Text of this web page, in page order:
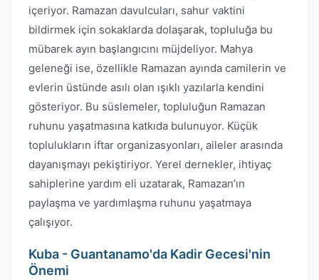
içeriyor. Ramazan davulcuları, sahur vaktini
bildirmek için sokaklarda dolaşarak, topluluğa bu
mübarek ayın başlangıcını müjdeliyor. Mahya
geleneği ise, özellikle Ramazan ayında camilerin ve
evlerin üstünde asılı olan ışıklı yazılarla kendini
gösteriyor. Bu süslemeler, topluluğun Ramazan
ruhunu yaşatmasına katkıda bulunuyor. Küçük
toplulukların iftar organizasyonları, aileler arasında
dayanışmayı pekiştiriyor. Yerel dernekler, ihtiyaç
sahiplerine yardım eli uzatarak, Ramazan’ın
paylaşma ve yardımlaşma ruhunu yaşatmaya
çalışıyor.
Kuba - Guantanamo'da Kadir Gecesi'nin
Önemi